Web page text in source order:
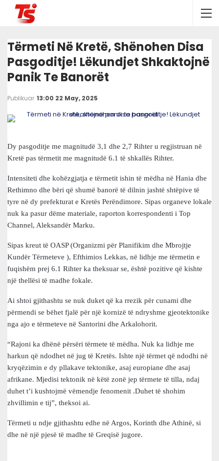
Tërmeti Në Kretë, Shënohen Disa
Pasgoditje! Lëkundjet Shkaktojnë
Panik Te Banorët
Publikuar 13:00 22 May, 2025
Dy pasgoditje me magnitudë 3,1 dhe 2,7 Rihter u regjistruan në
Kretë pas tërmetit me magnitudë 6.1 të shkallës Rihter.
Intensiteti dhe kohëzgjatja e tërmetit ishin të mëdha në Hania dhe
Rethimno dhe bëri që shumë banorë të dilnin jashtë shtëpive të
tyre në dy prefekturat e Kretës Perëndimore. Sipas organeve lokale
nuk ka pasur dëme materiale, raporton korrespondenti i Top
Channel, Aleksandër Marku.
Sipas kreut të OASP (Organizmi për Planifikim dhe Mbrojtje
Kundër Tërmeteve ), Efthimios Lekkas, në lidhje me tërmetin e
fuqishëm prej 6.1 Rihter ka theksuar se, është pozitive që kishte
një thellësi të madhe fokale.
Ai shtoi gjithashtu se nuk duket që ka rrezik për cunami dhe
përmendi se bëhet fjalë për një kornizë të ndryshme gjeotektonike
nga ajo e tërmeteve në Santorini dhe Arkalohorit.
“Rajoni ka dhënë përsëri tërmete të mëdha. Nuk ka lidhje me
harkun që ndodhet në jug të Kretës. Ishte një tërmet që ndodhi në
kryqëzimin e dy pllakave tektonike, asaj europiane dhe asaj
afrikane. Mjedisi tektonik në këtë zonë jep tërmete të tilla, ndaj
duhet t’i kushtojmë vëmendje fenomenit .Duhet të shohim
zhvillimin e tij”, theksoi ai.
Tërmeti u ndje gjithashtu edhe në Argos, Korinth dhe Athinë, si
dhe në një pjesë të madhe të Greqisë jugore.